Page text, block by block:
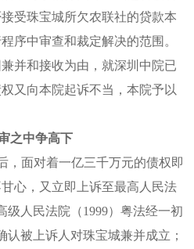
受珠宝城所欠农联社的贷款本
序中审查和裁定解决的范围。
并和接收为由，就深圳中院已
又向本院起诉不当，本院予以
之中争高下
，面对着一亿三千万元的债权即
心，又立即上诉至最高人民法
级人民法院（1999）粤法经一初
认被上诉人对珠宝城兼并成立；